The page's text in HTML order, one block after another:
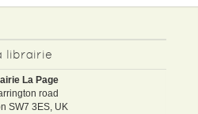
librairie
La Page
road
SW7 3ES, UK